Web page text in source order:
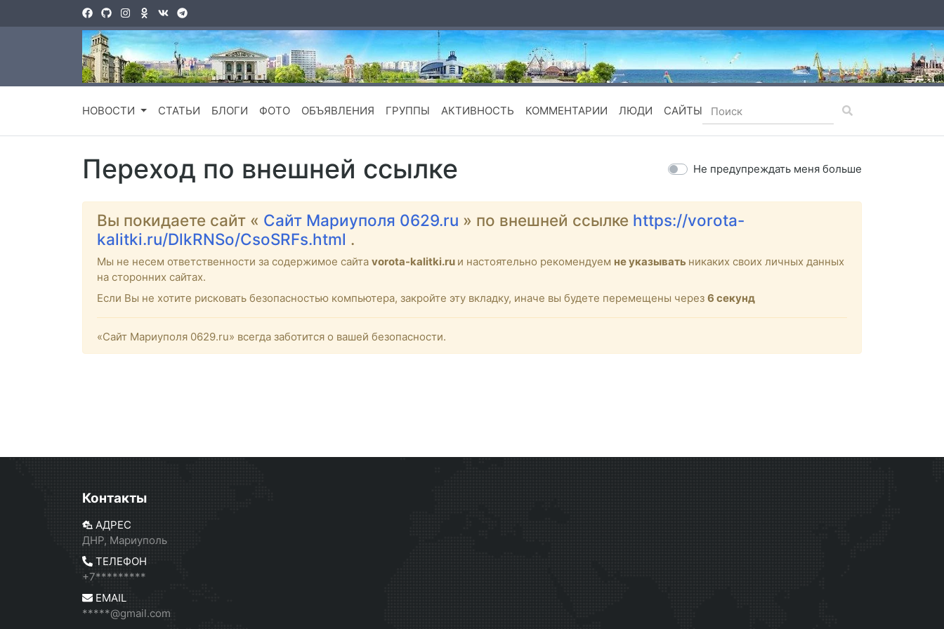
НОВОСТИ СТАТЬИ БЛОГИ ФОТО ОБЪЯВЛЕНИЯ ГРУППЫ АКТИВНОСТЬ КОММЕНТАРИИ ЛЮДИ САЙТЫ
Переход по внешней ссылке Не предупреждать меня больше
Вы покидаете сайт « Сайт Мариуполя 0629.ru » по внешней ссылке https://vorota-
kalitki.ru/DlkRNSo/CsoSRFs.html .
Мы не несем ответственности за содержимое сайта vorota-kalitki.ru и настоятельно рекомендуем не указывать никаких своих личных данных
на сторонних сайтах.
Если Вы не хотите рисковать безопасностью компьютера, закройте эту вкладку, иначе вы будете перемещены через 6 секунд
«Сайт Мариуполя 0629.ru» всегда заботится о вашей безопасности.
Контакты
АДРЕС
ДНР, Мариуполь
ТЕЛЕФОН
+7*********
EMAIL
*****@gmail.com